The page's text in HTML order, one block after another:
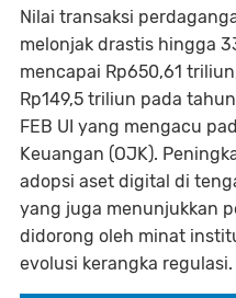
Nilai transaksi
melonjak drastis hingga
mencapai Rp650,61
Rp149,5 triliun pada
FEB UI yang mengacu
Keuangan (OJK).
adopsi aset digital di
yang juga menunjukkan
didorong oleh minat
evolusi kerangka regulasi.